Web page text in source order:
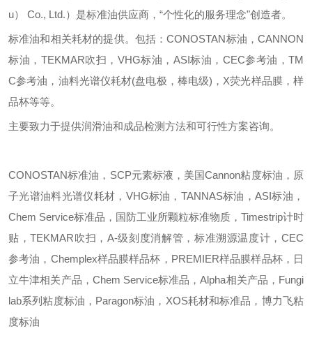
u） Co., Ltd.）是标准油供应商，“个性化的服务理念"创造者。
标准油和相关耗材的提供。包括：CONOSTAN标油，CANNON
标油，TEKMAR吹扫，VHG标油，ASI标油，CEC参考油，TM
C参考油，油料光谱仪耗材(盘电极，棒电级)，X荧光样品膜，样
品杯等等。
主要致力于提供润滑油和成品检测方法和可行性方案咨询。
CONOSTAN标准油，SCP元素标液，美国Cannon粘度标油，原
子光谱油料光谱仪耗材，VHG标油，TANNAS标油，ASI标油，
Chem Service标准品，国防工业所颗粒标准物质，Timestrip计时
贴，TEKMAR吹扫，A-级刻度消解管，标准溯源温度计，CEC
参考油，Chemplex样品膜样品杯，PREMIER样品膜样品杯，日
立牛津相关产品，Chem Service标准品，Alpha相关产品，Fungi
lab系列粘度标油，Paragon标油，XOS耗材和标准品，博力飞粘
度标油